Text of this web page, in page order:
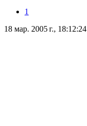
1
18 мар. 2005 г., 18:12:24